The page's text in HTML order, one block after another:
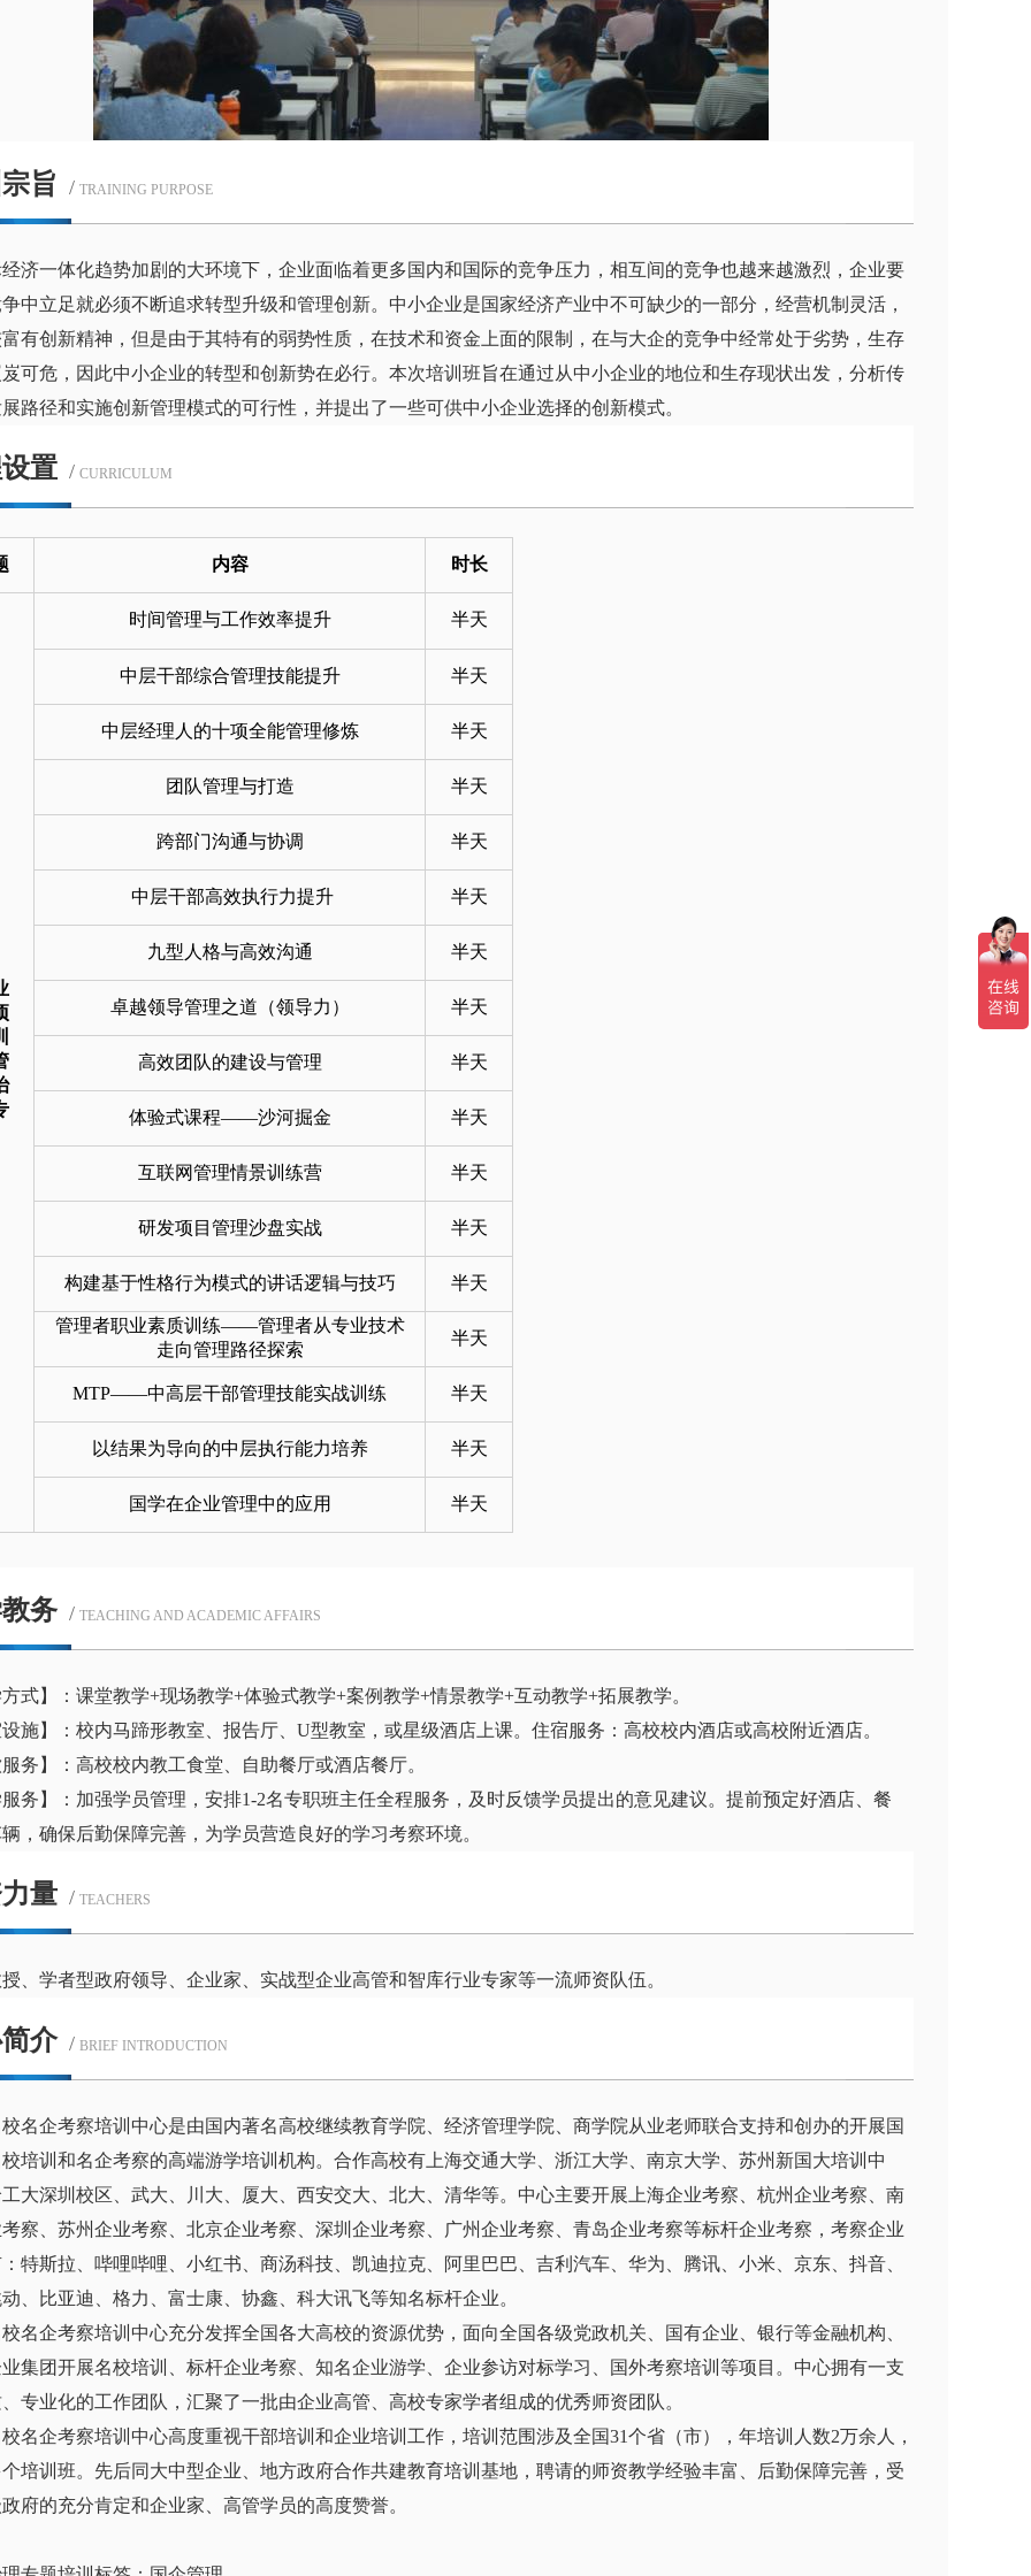
旨 / TRAINING PURPOSE
济一体化趋势加剧的大环境下，企业面临着更多国内和国际的竞争压力，相互间的竞争也越来越激烈，企业要
中立足就必须不断追求转型升级和管理创新。中小企业是国家经济产业中不可缺少的一部分，经营机制灵活，
有创新精神，但是由于其特有的弱势性质，在技术和资金上面的限制，在与大企的竞争中经常处于劣势，生存
可危，因此中小企业的转型和创新势在必行。本次培训班旨在通过从中小企业的地位和生存现状出发，分析传
路径和实施创新管理模式的可行性，并提出了一些可供中小企业选择的创新模式。
置 / CURRICULUM
内容 时长
时间管理与工作效率提升 半天
中层干部综合管理技能提升 半天
中层经理人的十项全能管理修炼 半天
团队管理与打造 半天
跨部门沟通与协调 半天
中层干部高效执行力提升 半天
九型人格与高效沟通 半天
卓越领导管理之道（领导力） 半天
高效团队的建设与管理 半天
体验式课程——沙河掘金 半天
互联网管理情景训练营 半天
研发项目管理沙盘实战 半天
构建基于性格行为模式的讲话逻辑与技巧 半天
管理者职业素质训练——管理者从专业技术
走向管理路径探索
半天
MTP——中高层干部管理技能实战训练 半天
以结果为导向的中层执行能力培养 半天
国学在企业管理中的应用 半天
务 / TEACHING AND ACADEMIC AFFAIRS
方式】：课堂教学+现场教学+体验式教学+案例教学+情景教学+互动教学+拓展教学。
设施】：校内马蹄形教室、报告厅、U型教室，或星级酒店上课。住宿服务：高校校内酒店或高校附近酒店。
服务】：高校校内教工食堂、自助餐厅或酒店餐厅。
服务】：加强学员管理，安排1-2名专职班主任全程服务，及时反馈学员提出的意见建议。提前预定好酒店、餐
，确保后勤保障完善，为学员营造良好的学习考察环境。
量 / TEACHERS
、学者型政府领导、企业家、实战型企业高管和智库行业专家等一流师资队伍。
介 / BRIEF INTRODUCTION
名企考察培训中心是由国内著名高校继续教育学院、经济管理学院、商学院从业老师联合支持和创办的开展国
培训和名企考察的高端游学培训机构。合作高校有上海交通大学、浙江大学、南京大学、苏州新国大培训中
大深圳校区、武大、川大、厦大、西安交大、北大、清华等。中心主要开展上海企业考察、杭州企业考察、南
察、苏州企业考察、北京企业考察、深圳企业考察、广州企业考察、青岛企业考察等标杆企业考察，考察企业
特斯拉、哔哩哔哩、小红书、商汤科技、凯迪拉克、阿里巴巴、吉利汽车、华为、腾讯、小米、京东、抖音、
、比亚迪、格力、富士康、协鑫、科大讯飞等知名标杆企业。
名企考察培训中心充分发挥全国各大高校的资源优势，面向全国各级党政机关、国有企业、银行等金融机构、
集团开展名校培训、标杆企业考察、知名企业游学、企业参访对标学习、国外考察培训等项目。中心拥有一支
专业化的工作团队，汇聚了一批由企业高管、高校专家学者组成的优秀师资团队。
名企考察培训中心高度重视干部培训和企业培训工作，培训范围涉及全国31个省（市），年培训人数2万余人，
个培训班。先后同大中型企业、地方政府合作共建教育培训基地，聘请的师资教学经验丰富、后勤保障完善，受
府的充分肯定和企业家、高管学员的高度赞誉。